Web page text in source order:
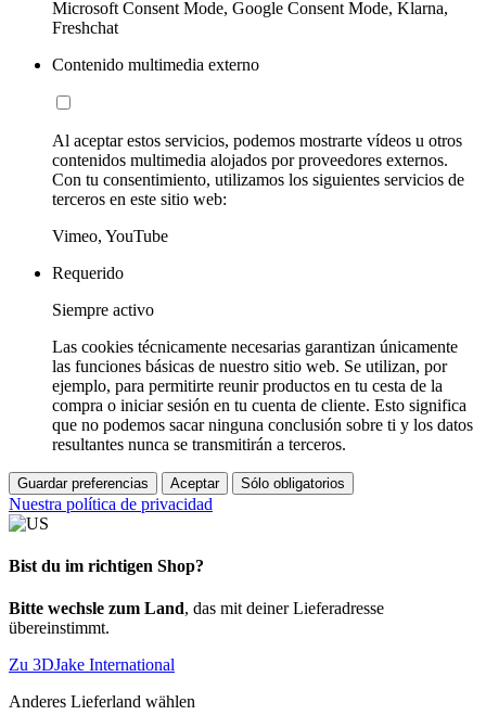
Microsoft Consent Mode, Google Consent Mode, Klarna,
Freshchat
Contenido multimedia externo
Al aceptar estos servicios, podemos mostrarte vídeos u otros
contenidos multimedia alojados por proveedores externos.
Con tu consentimiento, utilizamos los siguientes servicios de
terceros en este sitio web:
Vimeo, YouTube
Requerido
Siempre activo
Las cookies técnicamente necesarias garantizan únicamente
las funciones básicas de nuestro sitio web. Se utilizan, por
ejemplo, para permitirte reunir productos en tu cesta de la
compra o iniciar sesión en tu cuenta de cliente. Esto significa
que no podemos sacar ninguna conclusión sobre ti y los datos
resultantes nunca se transmitirán a terceros.
Guardar preferencias Aceptar Sólo obligatorios
Nuestra política de privacidad
Bist du im richtigen Shop?
Bitte wechsle zum Land, das mit deiner Lieferadresse
übereinstimmt.
Zu 3DJake International
Anderes Lieferland wählen